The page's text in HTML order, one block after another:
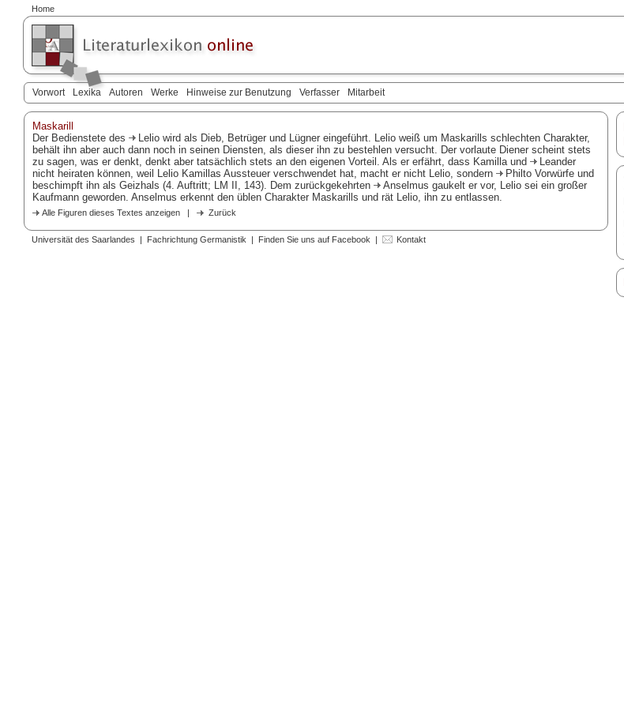
Home
Vorwort Lexika Autoren Werke Hinweise zur Benutzung Verfasser Mitarbeit
Maskarill
Der Bedienstete des
Lelio wird als Dieb, Betrüger und Lügner eingeführt. Lelio weiß um Maskarills schlechten Charakter,
behält ihn aber auch dann noch in seinen Diensten, als dieser ihn zu bestehlen versucht. Der vorlaute Diener scheint stets
zu sagen, was er denkt, denkt aber tatsächlich stets an den eigenen Vorteil. Als er erfährt, dass Kamilla und
Leander
nicht heiraten können, weil Lelio Kamillas Aussteuer verschwendet hat, macht er nicht Lelio, sondern
Philto Vorwürfe und
beschimpft ihn als Geizhals (4. Auftritt; LM II, 143). Dem zurückgekehrten
Anselmus gaukelt er vor, Lelio sei ein großer
Kaufmann geworden. Anselmus erkennt den üblen Charakter Maskarills und rät Lelio, ihn zu entlassen.
Alle Figuren dieses Textes anzeigen | Zurück
Universität des Saarlandes | Fachrichtung Germanistik | Finden Sie uns auf Facebook | Kontakt